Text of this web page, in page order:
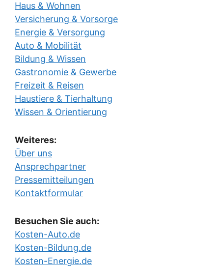
Haus & Wohnen
Versicherung & Vorsorge
Energie & Versorgung
Auto & Mobilität
Bildung & Wissen
Gastronomie & Gewerbe
Freizeit & Reisen
Haustiere & Tierhaltung
Wissen & Orientierung
Weiteres:
Über uns
Ansprechpartner
Pressemitteilungen
Kontaktformular
Besuchen Sie auch:
Kosten-Auto.de
Kosten-Bildung.de
Kosten-Energie.de